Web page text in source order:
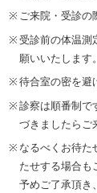
ご来院・受診の
受診前の体温測
願いいたします。
待合室の密を避
診察は順番制で
づきましたらご
なるべくお待た
たせする場合も
予めご了承頂き